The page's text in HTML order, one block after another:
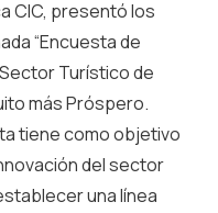
CIC, presentó los
“Encuesta de
Turístico de
más Próspero.
tiene como objetivo
del sector
una línea